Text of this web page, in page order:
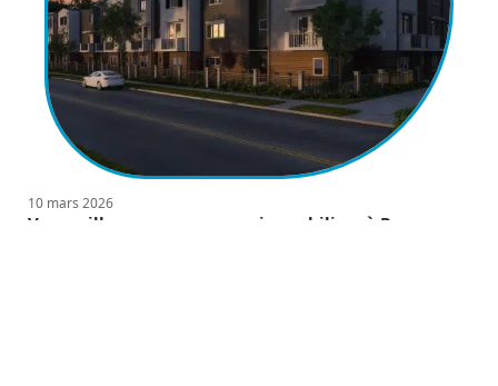
10 mars 2026
Vos meilleurs programmes immobiliers à Rennes